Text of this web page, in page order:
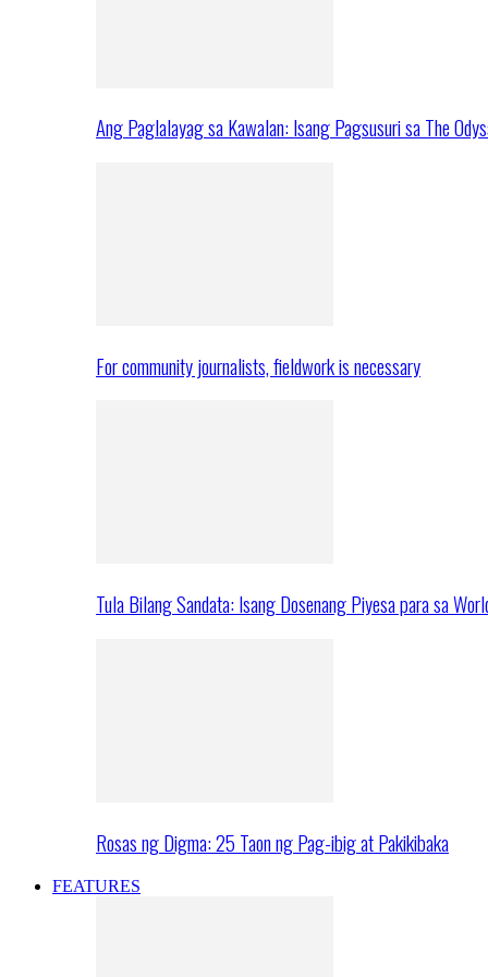
Ang Paglalayag sa Kawalan: Isang Pagsusuri sa The
For community journalists, fieldwork is necessary
Tula Bilang Sandata: Isang Dosenang Piyesa para sa
Rosas ng Digma: 25 Taon ng Pag-ibig at Pakikibaka
FEATURES